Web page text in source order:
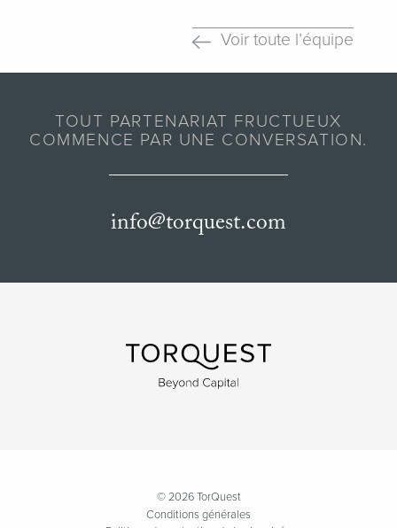
Voir toute l’équipe
TOUT PARTENARIAT FRUCTUEUX
COMMENCE PAR UNE CONVERSATION.
info@torquest.com
© 2026 TorQuest
Conditions générales